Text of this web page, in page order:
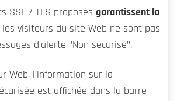
SSL / TLS proposés garantissent la
les visiteurs du site Web ne sont pas
d'alerte "Non sécurisé".
Web, l'information sur la
est affichée dans la barre